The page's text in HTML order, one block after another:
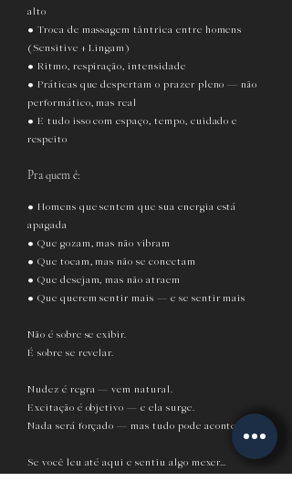
alto
• Troca de massagem tântrica entre homens
(Sensitive + Lingam)
• Ritmo, respiração, intensidade
• Práticas que despertam o prazer pleno — não
performático, mas real
• E tudo isso com espaço, tempo, cuidado e
respeito
Pra quem é:
• Homens que sentem que sua energia está
apagada
• Que gozam, mas não vibram
• Que tocam, mas não se conectam
• Que desejam, mas não atraem
• Que querem sentir mais — e se sentir mais
Não é sobre se exibir.
É sobre se revelar.
Nudez é regra — vem natural.
Excitação é objetivo — e ela surge.
Nada será forçado — mas tudo pode acontecer.
Se você leu até aqui e sentiu algo mexer…